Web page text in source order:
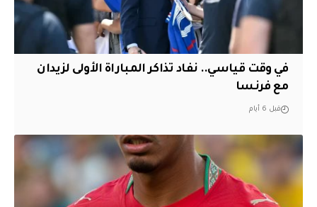
في وقت قياسي.. نفاد تذاكر المباراة الأولى لزيدان
مع فرنسا
قبل 6 أيام